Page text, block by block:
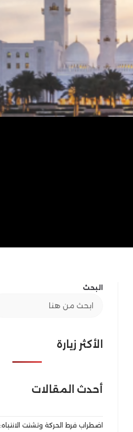
البحث
الأكثر زيارة
أحدث المقالات
اضطراب فرط الحركة وتشتت الانتباه: